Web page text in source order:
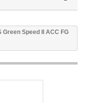
Green Speed II ACC FG